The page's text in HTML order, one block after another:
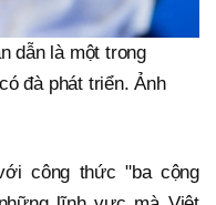
dẫn là một trong
đà phát triển. Ảnh
công thức "ba cộng